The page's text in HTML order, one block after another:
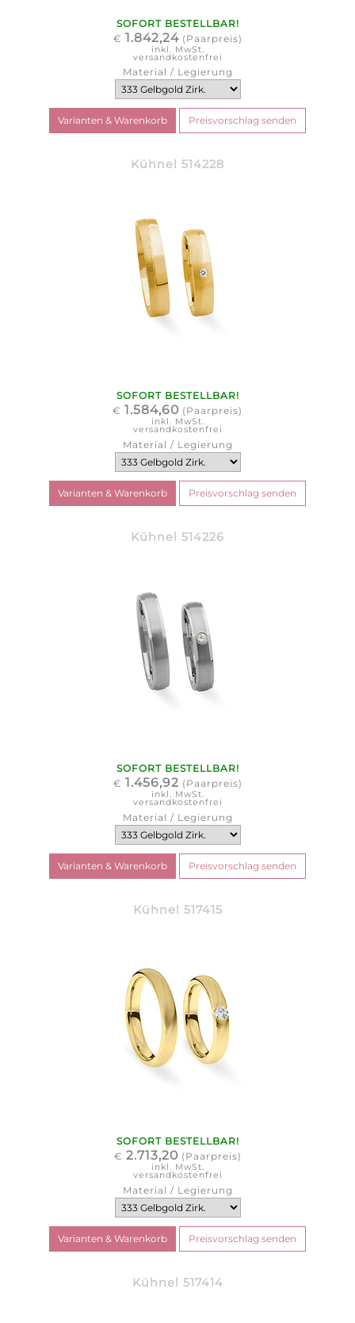
SOFORT BESTELLBAR!
€ 1.842,24(Paarpreis)
inkl. MwSt.
versandkostenfrei
Material / Legierung
Kühnel 514228
SOFORT BESTELLBAR!
€ 1.584,60 (Paarpreis)
inkl. MwSt.
versandkostenfrei
Material / Legierung
Kühnel 514226
SOFORT BESTELLBAR!
€ 1.456,92 (Paarpreis)
inkl. MwSt.
versandkostenfrei
Material / Legierung
Kühnel 517415
SOFORT BESTELLBAR!
€ 2.713,20 (Paarpreis)
inkl. MwSt.
versandkostenfrei
Material / Legierung
Kühnel 517414